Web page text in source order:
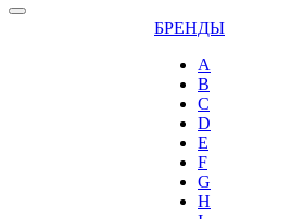
БРЕНДЫ
A
B
C
D
E
F
G
H